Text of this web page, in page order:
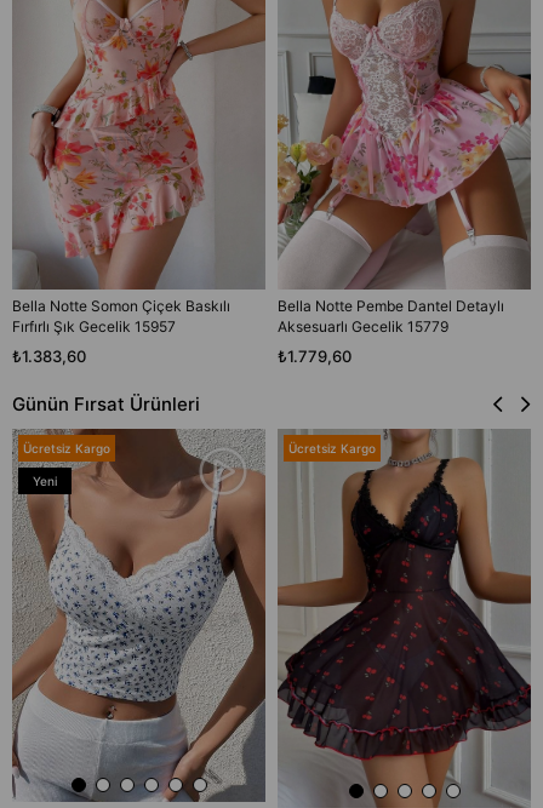
Bella Notte Somon Çiçek Baskılı
Fırfırlı Şık Gecelik 15957
₺1.383,60
Bella Notte Pembe Dantel Detaylı
Aksesuarlı Gecelik 15779
₺1.779,60
Günün Fırsat Ürünleri
Ücretsiz Kargo
Yeni
Ücretsiz Kargo